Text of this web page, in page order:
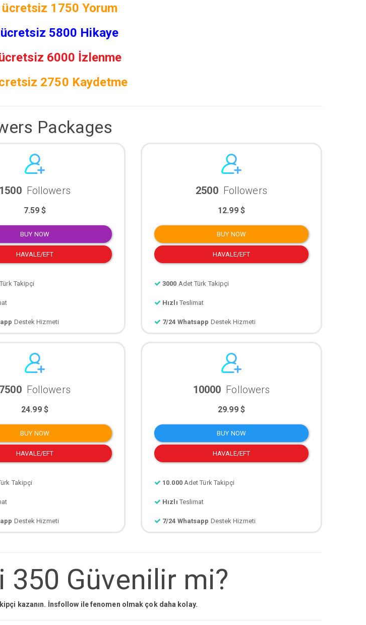
ücretsiz 1750 Yorum
ücretsiz 5800 Hikaye
6000 İzlenme
2750 Kaydetme
Packages
1500 Followers
7.59 $
BUY NOW
HAVALE/EFT
Takipçi
Destek Hizmeti
2500 Followers
12.99 $
BUY NOW
HAVALE/EFT
3000 Adet Türk Takipçi
Hızlı Teslimat
7/24 Whatsapp Destek Hizmeti
7500 Followers
24.99 $
BUY NOW
HAVALE/EFT
Takipçi
Destek Hizmeti
10000 Followers
29.99 $
BUY NOW
HAVALE/EFT
10.000 Adet Türk Takipçi
Hızlı Teslimat
7/24 Whatsapp Destek Hizmeti
Güvenilir mi?
kazanın. İnsfollow ile fenomen olmak çok daha kolay.